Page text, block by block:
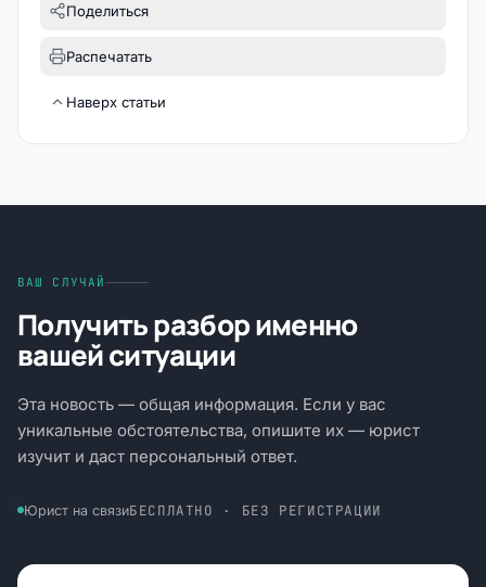
Поделиться
Распечатать
Наверх статьи
ВАШ СЛУЧАЙ
Получить разбор именно
вашей ситуации
Эта новость — общая информация. Если у вас
уникальные обстоятельства, опишите их — юрист
изучит и даст персональный ответ.
Юрист на связиБЕСПЛАТНО · БЕЗ РЕГИСТРАЦИИ